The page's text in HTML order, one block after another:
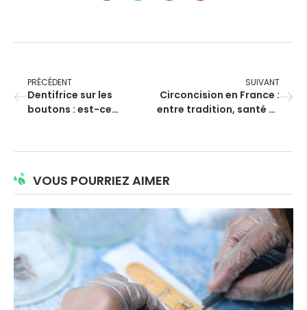
PRÉCÉDENT
Dentifrice sur les
boutons : est-ce
SUIVANT
Circoncision en France :
entre tradition, santé et
VOUS POURRIEZ AIMER